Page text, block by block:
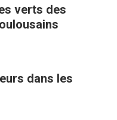
verts des
dans les